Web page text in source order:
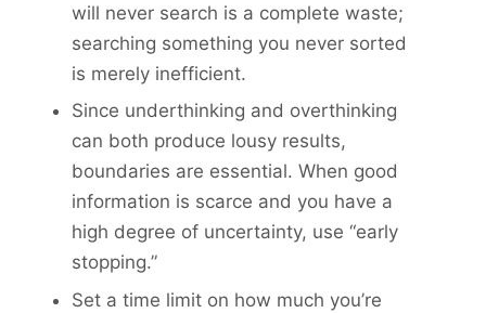
will never search is a complete waste;
searching something you never sorted
is merely inefficient.
Since underthinking and overthinking
can both produce lousy results,
boundaries are essential. When good
information is scarce and you have a
high degree of uncertainty, use “early
stopping.”
Set a time limit on how much you’re